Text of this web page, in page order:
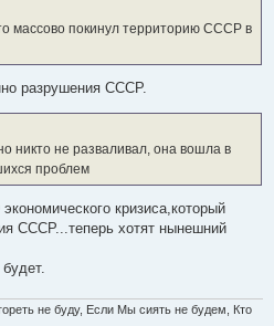
массово покинул территорию СССР в
разрушения СССР.
никто не разваливал, она вошла в
проблем
кризиса,который
СССР...теперь хотят нынешний
не буду, Если Мы сиять не будем, Кто